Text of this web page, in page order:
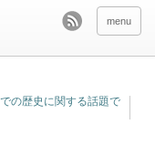
menu
の歴史に関する話題で